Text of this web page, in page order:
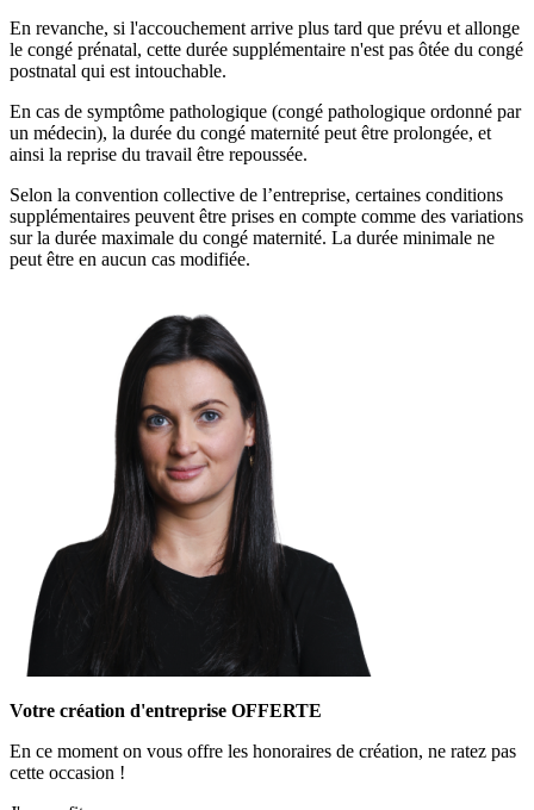
En revanche, si l'accouchement arrive plus tard que prévu et allonge
le congé prénatal, cette durée supplémentaire n'est pas ôtée du congé
postnatal qui est intouchable.
En cas de symptôme pathologique (congé pathologique ordonné par
un médecin), la durée du congé maternité peut être prolongée, et
ainsi la reprise du travail être repoussée.
Selon la convention collective de l’entreprise, certaines conditions
supplémentaires peuvent être prises en compte comme des variations
sur la durée maximale du congé maternité. La durée minimale ne
peut être en aucun cas modifiée.
Votre création d'entreprise OFFERTE
En ce moment on vous offre les honoraires de création, ne ratez pas
cette occasion !